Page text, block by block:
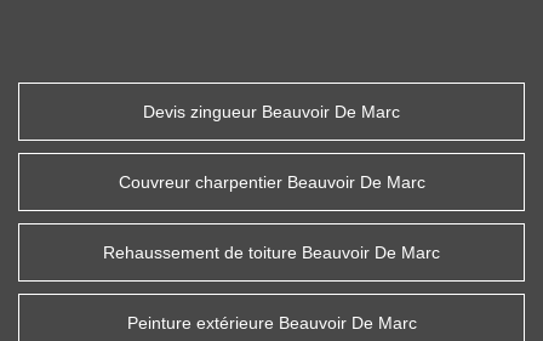
Devis zingueur Beauvoir De Marc
Couvreur charpentier Beauvoir De Marc
Rehaussement de toiture Beauvoir De Marc
Peinture extérieure Beauvoir De Marc